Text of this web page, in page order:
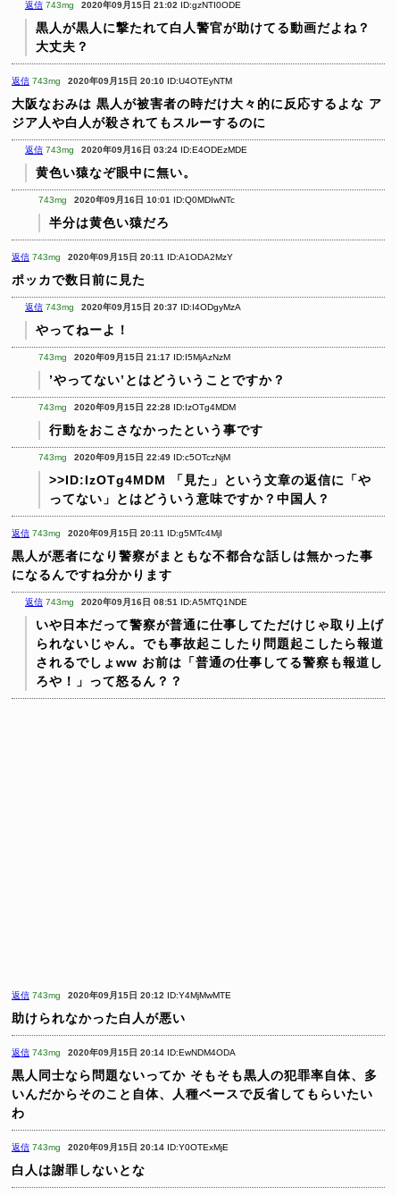
返信 743mg 2020年09月15日 21:02 ID:gzNTI0ODE
黒人が黒人に撃たれて白人警官が助けてる動画だよね？
大丈夫？
返信 743mg 2020年09月15日 20:10 ID:U4OTEyNTM
大阪なおみは 黒人が被害者の時だけ大々的に反応するよな ア
ジア人や白人が殺されてもスルーするのに
返信 743mg 2020年09月16日 03:24 ID:E4ODEzMDE
黄色い猿なぞ眼中に無い。
743mg 2020年09月16日 10:01 ID:Q0MDIwNTc
半分は黄色い猿だろ
返信 743mg 2020年09月15日 20:11 ID:A1ODA2MzY
ポッカで数日前に見た
返信 743mg 2020年09月15日 20:37 ID:I4ODgyMzA
やってねーよ！
743mg 2020年09月15日 21:17 ID:I5MjAzNzM
’やってない’とはどういうことですか？
743mg 2020年09月15日 22:28 ID:IzOTg4MDM
行動をおこさなかったという事です
743mg 2020年09月15日 22:49 ID:c5OTczNjM
>>ID:IzOTg4MDM
「見た」という文章の返信に「や
ってない」とはどういう意味ですか？中国人？
返信 743mg 2020年09月15日 20:11 ID:g5MTc4MjI
黒人が悪者になり警察がまともな不都合な話しは無かった事
になるんですね分かります
返信 743mg 2020年09月16日 08:51 ID:A5MTQ1NDE
いや日本だって警察が普通に仕事してただけじゃ取り上げ
られないじゃん。でも事故起こしたり問題起こしたら報道
されるでしょww お前は「普通の仕事してる警察も報道し
ろや！」って怒るん？？
返信 743mg 2020年09月15日 20:12 ID:Y4MjMwMTE
助けられなかった白人が悪い
返信 743mg 2020年09月15日 20:14 ID:EwNDM4ODA
黒人同士なら問題ないってか そもそも黒人の犯罪率自体、多
いんだからそのこと自体、人種ベースで反省してもらいたい
わ
返信 743mg 2020年09月15日 20:14 ID:Y0OTExMjE
白人は謝罪しないとな